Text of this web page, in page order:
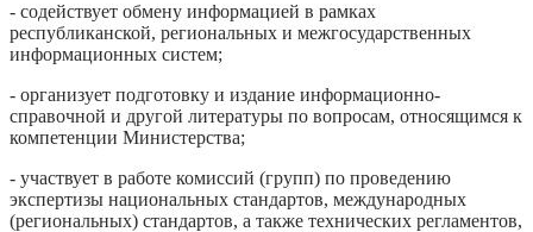
- содействует обмену информацией в рамках
республиканской, региональных и межгосударственных
информационных систем;
- организует подготовку и издание информационно-
справочной и другой литературы по вопросам, относящимся к
компетенции Министерства;
- участвует в работе комиссий (групп) по проведению
экспертизы национальных стандартов, международных
(региональных) стандартов, а также технических регламентов,